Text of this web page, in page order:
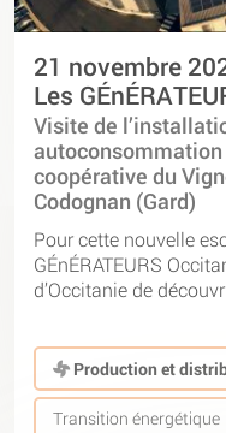
21 novembre
Les
Visite de
coopérative du
Codognan (Gard)
Pour cette nouvelle
GÉnÉRATEURS
d’Occitanie de
Production et
Transition énergétique